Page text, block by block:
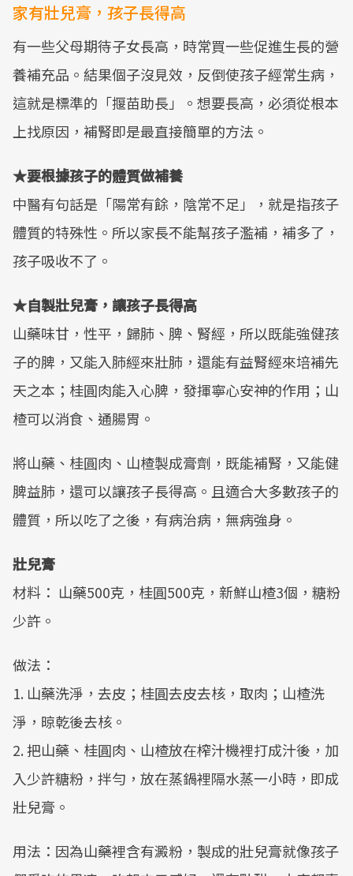
家有壯兒膏，孩子長得高
有一些父母期待子女長高，時常買一些促進生長的營
養補充品。結果個子沒見效，反倒使孩子經常生病，
這就是標準的「揠苗助長」。想要長高，必須從根本
上找原因，補腎即是最直接簡單的方法。
★要根據孩子的體質做補養
中醫有句話是「陽常有餘，陰常不足」，就是指孩子
體質的特殊性。所以家長不能幫孩子濫補，補多了，
孩子吸收不了。
★自製壯兒膏，讓孩子長得高
山藥味甘，性平，歸肺、脾、腎經，所以既能強健孩
子的脾，又能入肺經來壯肺，還能有益腎經來培補先
天之本；桂圓肉能入心脾，發揮寧心安神的作用；山
楂可以消食、通腸胃。
將山藥、桂圓肉、山楂製成膏劑，既能補腎，又能健
脾益肺，還可以讓孩子長得高。且適合大多數孩子的
體質，所以吃了之後，有病治病，無病強身。
壯兒膏
材料： 山藥500克，桂圓500克，新鮮山楂3個，糖粉
少許。
做法：
1. 山藥洗淨，去皮；桂圓去皮去核，取肉；山楂洗
淨，晾乾後去核。
2. 把山藥、桂圓肉、山楂放在榨汁機裡打成汁後，加
入少許糖粉，拌勻，放在蒸鍋裡隔水蒸一小時，即成
壯兒膏。
用法：因為山藥裡含有澱粉，製成的壯兒膏就像孩子